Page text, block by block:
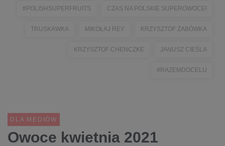
#POLISHSUPERFRUITS CZAS NA POLSKIE SUPEROWOCE!
TRUSKAWKA MIKOŁAJ REY KRZYSZTOF ŻABÓWKA
KRZYSZTOF CHENCZKE JANUSZ CIEŚLA
#RAZEMDOCELU
DLA MEDIÓW
Owoce kwietnia 2021